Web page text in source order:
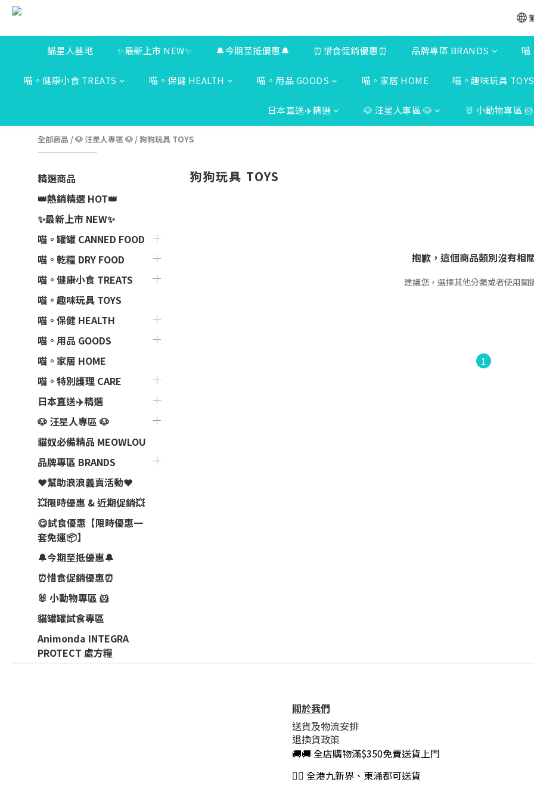
貓星人基地 ✨最新上市 NEW✨ 🔔今期至抵優惠🔔 ⏰惜食促銷優惠⏰ 品牌專區 BRANDS 喵
喵。健康小食 TREATS 喵。保健 HEALTH 喵。用品 GOODS 喵。家居 HOME 喵。趣味玩具 TOYS
日本直送✈️精選 🐶 汪星人專區 🐶 🐰 小動物專區 🐹
全部商品 /🐶 汪星人專區 🐶 /狗狗玩具 TOYS
精選商品
👑熱銷精選 HOT👑
✨最新上市 NEW✨
喵。罐罐 CANNED FOOD
喵。乾糧 DRY FOOD
喵。健康小食 TREATS
喵。趣味玩具 TOYS
喵。保健 HEALTH
喵。用品 GOODS
喵。家居 HOME
喵。特別護理 CARE
日本直送✈️精選
🐶 汪星人專區 🐶
貓奴必備精品 MEOWLOU
品牌專區 BRANDS
❤️幫助浪浪義賣活動❤️
💥限時優惠 & 近期促銷💥
😋試食優惠【限時優惠一
套免運📦】
🔔今期至抵優惠🔔
⏰惜食促銷優惠⏰
🐰 小動物專區 🐹
貓罐罐試食專區
Animonda INTEGRA
PROTECT 處方糧
狗狗玩具 TOYS
抱歉，這個商品類別沒有相
建議您，選擇其他分類或者使用關
1
關於我們
送貨及物流安排
退換貨政策
🚚🚚 全店購物滿$350免費送貨上門
👍🏻 全港九新界、東涌都可送貨